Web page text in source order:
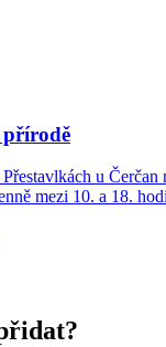
u Čerčan
mezi 10. a 18.